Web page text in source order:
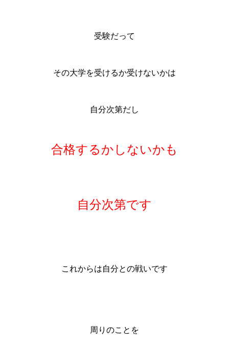
受験だって
その大学を受けるか受けないかは
自分次第だし
合格するかしないかも
自分次第です
これからは自分との戦いです
周りのことを